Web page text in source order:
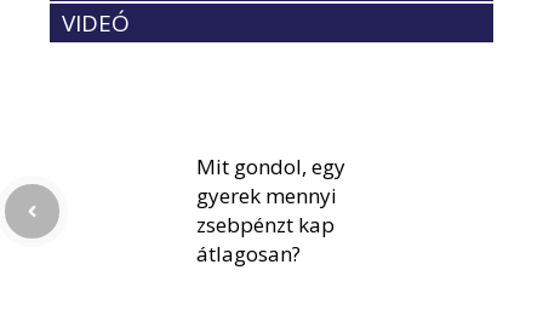
VIDEÓ
Mit gondol, egy
gyerek mennyi
zsebpénzt kap
átlagosan?